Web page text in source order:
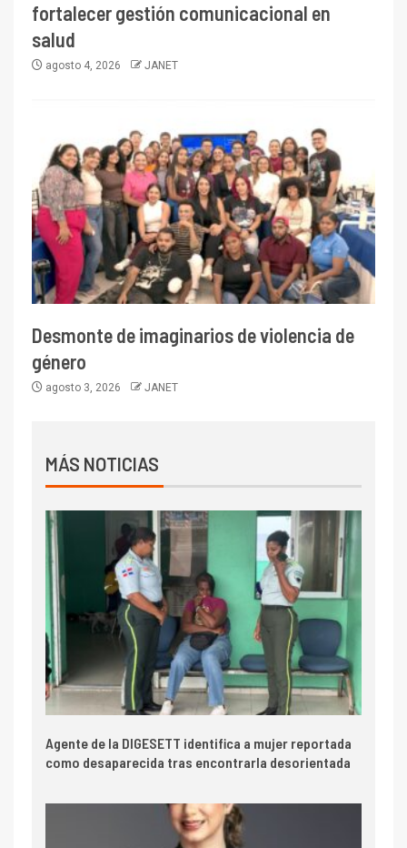
fortalecer gestión comunicacional en
salud
agosto 4, 2026 JANET
Desmonte de imaginarios de violencia de
género
agosto 3, 2026 JANET
MÁS NOTICIAS
Agente de la DIGESETT identifica a mujer reportada
como desaparecida tras encontrarla desorientada